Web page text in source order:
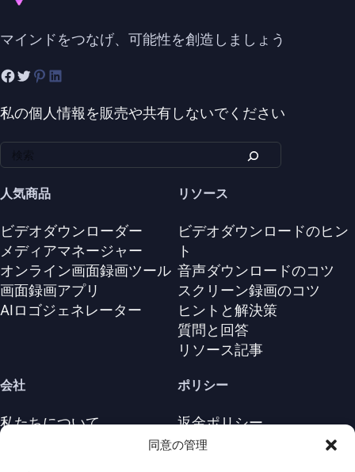
同意の管理
マインドをつなげ、可能性を創造しましょう
私の個人情報を販売や共有しないでください
人気商品
ビデオダウンローダー
メディアマネージャー
オンライン画面録画ツール
画面録画アプリ
AIロゴジェネレーター
リソース
ビデオダウンロードのヒン
ト
音声ダウンロードのコツ
スクリーン録画のコツ
ヒントと解決策
質問と回答
リソース記事
会社
私たちについて
ポリシー
返金ポリシー
プライバシーポリシー